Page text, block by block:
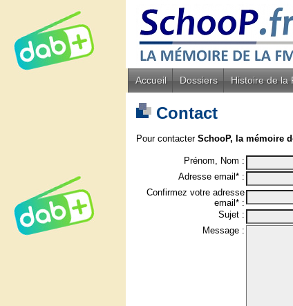
Accueil Dossiers Histoire de la
Contact
Pour contacter SchooP, la mémoire
Prénom, Nom :
Adresse email* :
Confirmez votre adresse
email* :
Sujet :
Message :